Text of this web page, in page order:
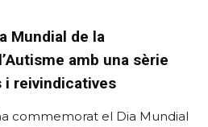
Mundial de la
amb una sèrie
i reivindicatives
commemorat el Dia Mundial